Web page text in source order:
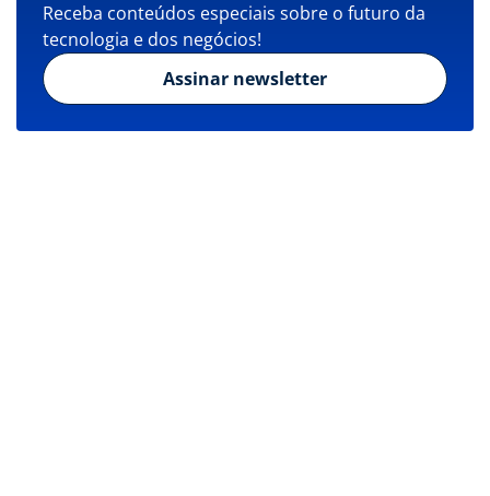
Receba conteúdos especiais sobre o futuro da
tecnologia e dos negócios!
Assinar newsletter